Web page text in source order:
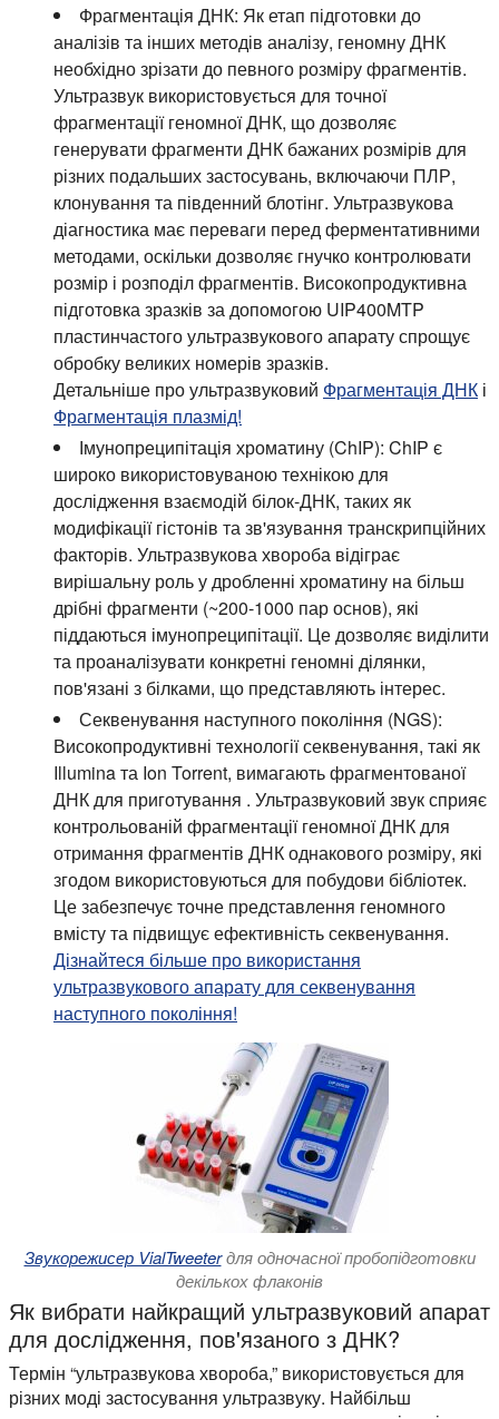
Фрагментація ДНК: Як етап підготовки до
аналізів та інших методів аналізу, геномну ДНК
необхідно зрізати до певного розміру фрагментів.
Ультразвук використовується для точної
фрагментації геномної ДНК, що дозволяє
генерувати фрагменти ДНК бажаних розмірів для
різних подальших застосувань, включаючи ПЛР,
клонування та південний блотінг. Ультразвукова
діагностика має переваги перед ферментативними
методами, оскільки дозволяє гнучко контролювати
розмір і розподіл фрагментів. Високопродуктивна
підготовка зразків за допомогою UIP400MTP
пластинчастого ультразвукового апарату спрощує
обробку великих номерів зразків.
Детальніше про ультразвуковий Фрагментація ДНК і
Фрагментація плазмід!
Імунопреципітація хроматину (ChIP): ChIP є
широко використовуваною технікою для
дослідження взаємодій білок-ДНК, таких як
модифікації гістонів та зв'язування транскрипційних
факторів. Ультразвукова хвороба відіграє
вирішальну роль у дробленні хроматину на більш
дрібні фрагменти (~200-1000 пар основ), які
піддаються імунопреципітації. Це дозволяє виділити
та проаналізувати конкретні геномні ділянки,
пов'язані з білками, що представляють інтерес.
Секвенування наступного покоління (NGS):
Високопродуктивні технології секвенування, такі як
Illumina та Ion Torrent, вимагають фрагментованої
ДНК для приготування . Ультразвуковий звук сприяє
контрольованій фрагментації геномної ДНК для
отримання фрагментів ДНК однакового розміру, які
згодом використовуються для побудови бібліотек.
Це забезпечує точне представлення геномного
вмісту та підвищує ефективність секвенування.
Дізнайтеся більше про використання
ультразвукового апарату для секвенування
наступного покоління!
Звукорежисер VialTweeterдля одночасної пробопідготовки
декількох флаконів
Як вибрати найкращий ультразвуковий апарат
для дослідження, пов'язаного з ДНК?
Термін “ультразвукова хвороба,” використовується для
різних моді застосування ультразвуку. Найбільш